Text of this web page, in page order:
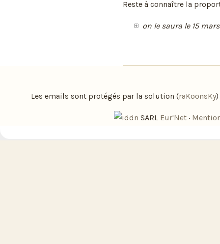
Reste à connaître la
on le saura le 15 mars
Les emails sont protégés par la solution (raKoonsKy)
SARL Eur'Net ·